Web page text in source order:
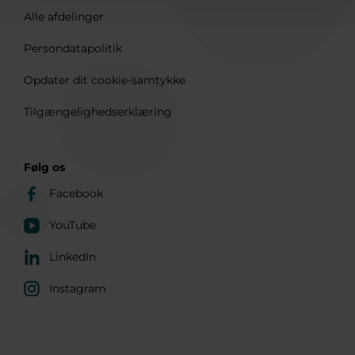
Alle afdelinger
Persondatapolitik
Opdater dit cookie-samtykke
Tilgængelighedserklæring
Følg os
Facebook
YouTube
LinkedIn
Instagram